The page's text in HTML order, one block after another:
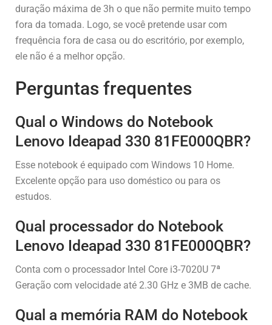
duração máxima de 3h o que não permite muito tempo
fora da tomada. Logo, se você pretende usar com
frequência fora de casa ou do escritório, por exemplo,
ele não é a melhor opção.
Perguntas frequentes
Qual o Windows do Notebook
Lenovo Ideapad 330 81FE000QBR?
Esse notebook é equipado com Windows 10 Home.
Excelente opção para uso doméstico ou para os
estudos.
Qual processador do Notebook
Lenovo Ideapad 330 81FE000QBR?
Conta com o processador Intel Core i3-7020U 7ª
Geração com velocidade até 2.30 GHz e 3MB de cache.
Qual a memória RAM do Notebook